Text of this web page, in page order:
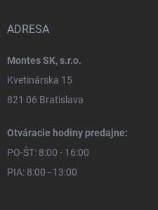
ADRESA
Montes SK, s.r.o.
Kvetinárska 15
821 06 Bratislava
Otváracie hodiny predajne:
PO-ŠT: 8:00 - 16:00
PIA: 8:00 - 13:00